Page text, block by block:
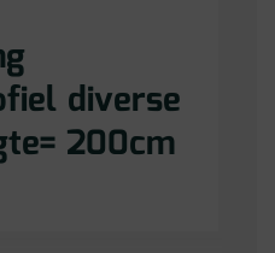
diverse
200cm